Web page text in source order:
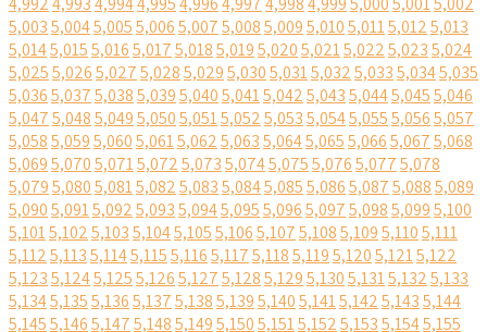
5,0035,0045,0055,0065,0075,0085,0095,0105,0115,0125,013
5,0145,0155,0165,0175,0185,0195,0205,0215,0225,0235,024
5,0255,0265,0275,0285,0295,0305,0315,0325,0335,0345,035
5,0365,0375,0385,0395,0405,0415,0425,0435,0445,0455,046
5,0475,0485,0495,0505,0515,0525,0535,0545,0555,0565,057
5,0585,0595,0605,0615,0625,0635,0645,0655,0665,0675,068
5,0695,0705,0715,0725,0735,0745,0755,0765,0775,078
5,0795,0805,0815,0825,0835,0845,0855,0865,0875,0885,089
5,0905,0915,0925,0935,0945,0955,0965,0975,0985,0995,100
5,1015,1025,1035,1045,1055,1065,1075,1085,1095,1105,111
5,1125,1135,1145,1155,1165,1175,1185,1195,1205,1215,122
5,1235,1245,1255,1265,1275,1285,1295,1305,1315,1325,133
5,1345,1355,1365,1375,1385,1395,1405,1415,1425,1435,144
5,1455,1465,1475,1485,1495,1505,1515,1525,1535,1545,155